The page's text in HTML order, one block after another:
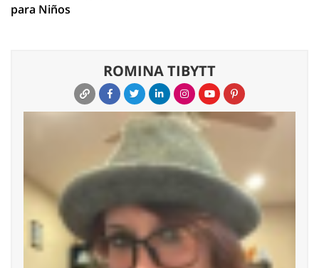
para Niños
ROMINA TIBYTT